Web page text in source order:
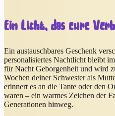
Ein Licht, das eure
Ein austauschbares Geschenk
personalisiertes Nachtlicht bleibt
für Nacht Geborgenheit und wird
Wochen deiner Schwester als
erinnert es an die Tante oder den
waren – ein warmes Zeichen der
Generationen hinweg.